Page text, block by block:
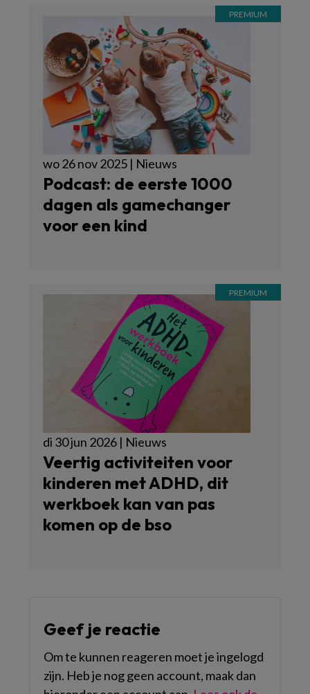
wo 26 nov 2025 | Nieuws
Podcast: de eerste 1000
dagen als gamechanger
voor een kind
di 30 jun 2026 | Nieuws
Veertig activiteiten voor
kinderen met ADHD, dit
werkboek kan van pas
komen op de bso
Geef je reactie
Om te kunnen reageren moet je ingelogd
zijn. Heb je nog geen account, maak dan